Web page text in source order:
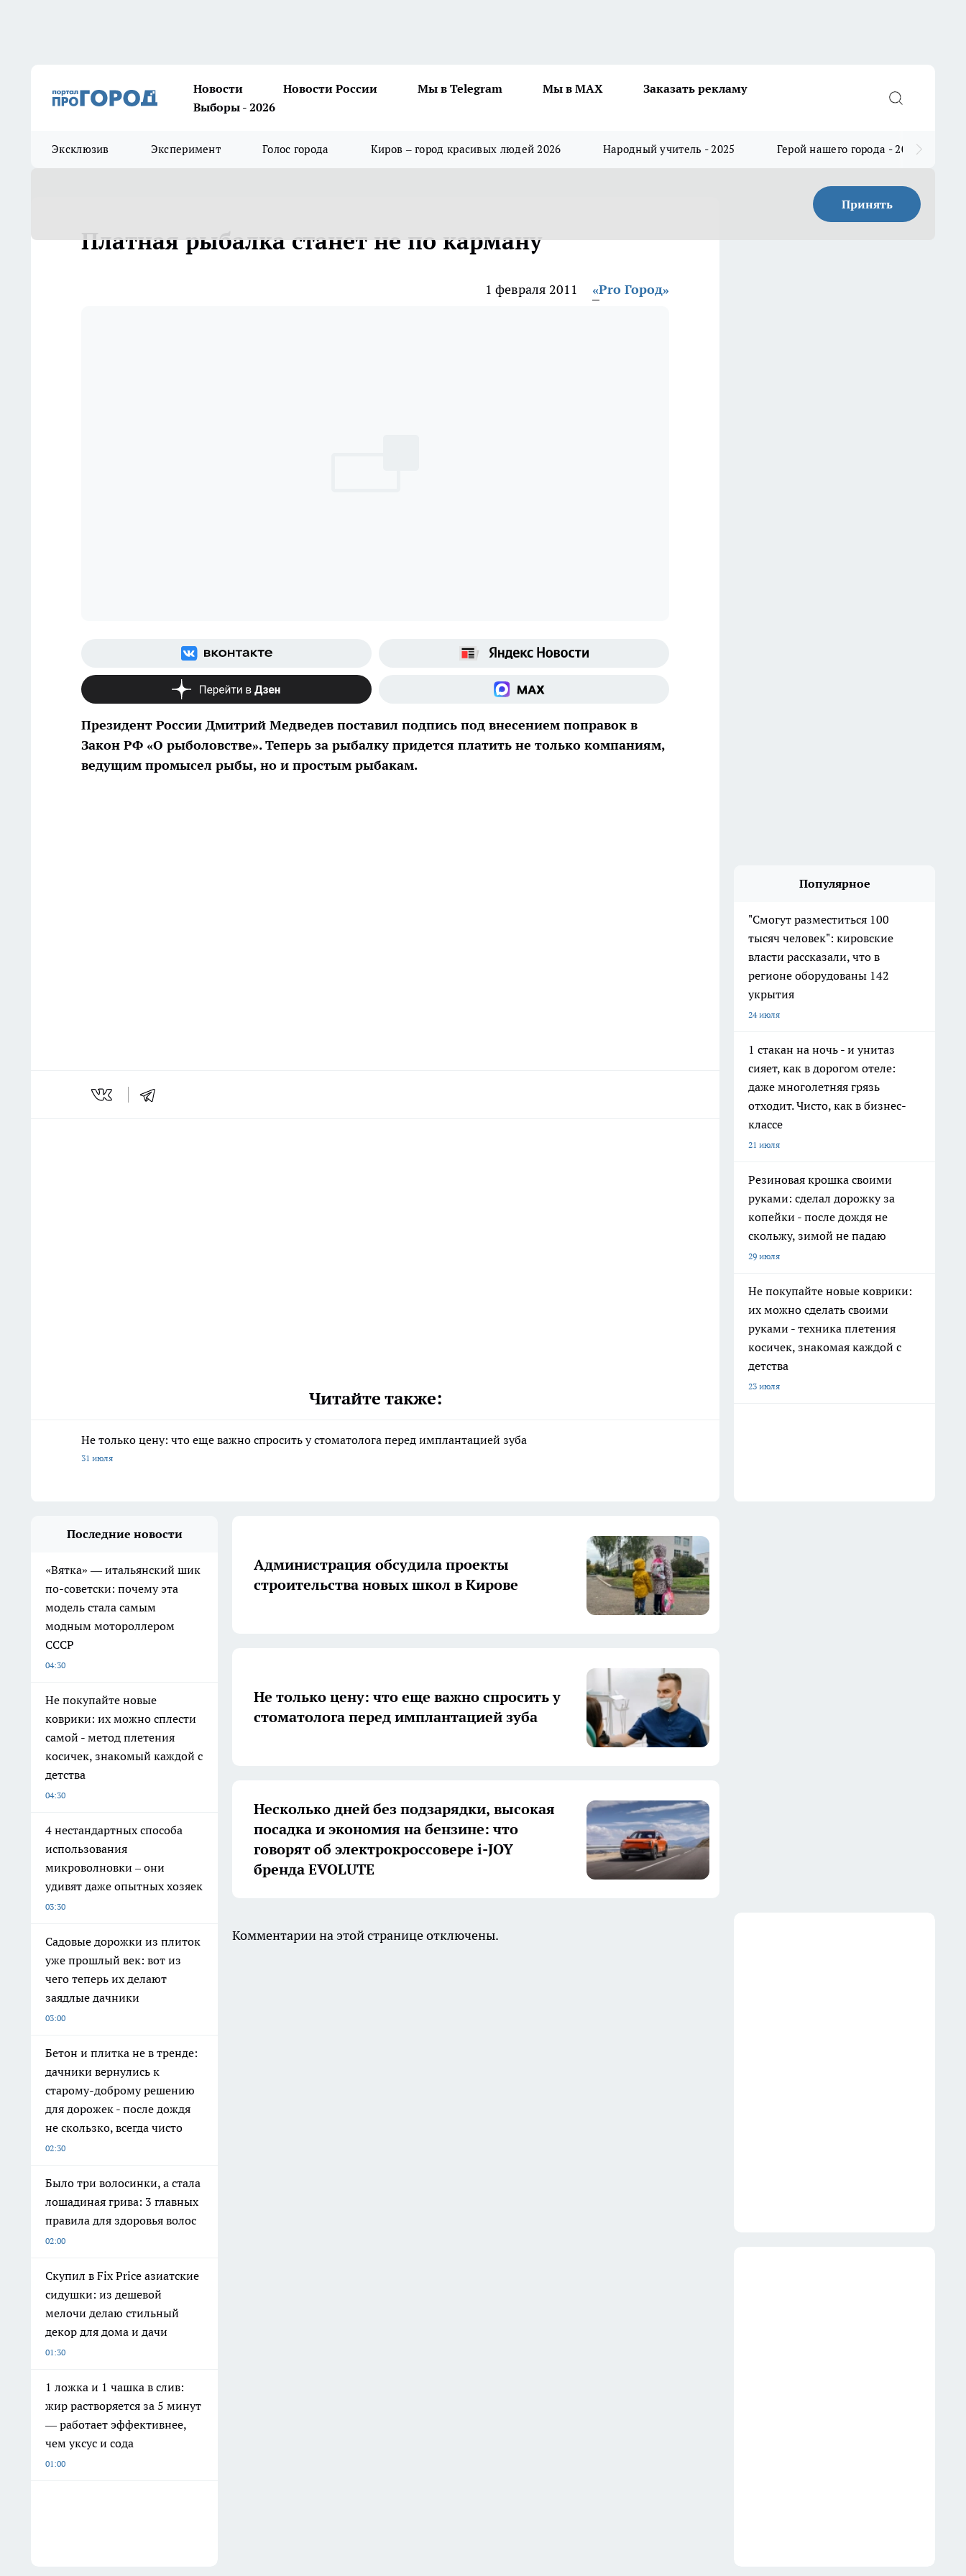
Новости Новости России Мы в Telegram Мы в MAX
Заказать рекламу
Выборы - 2026
Эксклюзив Эксперимент Голос города Киров – город красивых людей 2026 Народный учитель - 2025 Герой нашего города - 2025
Принять
Платная рыбалка станет не по карману
1 февраля 2011 «Pro Город»
Президент России Дмитрий Медведев поставил подпись под внесением поправок в
Закон РФ «О рыболовстве». Теперь за рыбалку придется платить не только компаниям,
ведущим промысел рыбы, но и простым рыбакам.
Читайте также:
Не только цену: что еще важно спросить у стоматолога перед имплантацией зуба
31 июля
Популярное
"Смогут разместиться 100
тысяч человек": кировские
власти рассказали, что в
регионе оборудованы 142
укрытия
24 июля
1 стакан на ночь - и унитаз
сияет, как в дорогом отеле:
даже многолетняя грязь
отходит. Чисто, как в бизнес-
классе
21 июля
Резиновая крошка своими
руками: сделал дорожку за
копейки - после дождя не
скольжу, зимой не падаю
29 июля
Не покупайте новые коврики:
их можно сделать своими
руками - техника плетения
косичек, знакомая каждой с
детства
23 июля
Последние новости
«Вятка» — итальянский шик
по-советски: почему эта
модель стала самым
модным мотороллером
СССР
04:30
Не покупайте новые
коврики: их можно сплести
самой - метод плетения
косичек, знакомый каждой с
детства
04:30
4 нестандартных способа
использования
микроволновки – они
удивят даже опытных хозяек
03:30
Садовые дорожки из плиток
уже прошлый век: вот из
чего теперь их делают
заядлые дачники
03:00
Бетон и плитка не в тренде:
дачники вернулись к
старому-доброму решению
для дорожек - после дождя
не скользко, всегда чисто
02:30
Было три волосинки, а стала
лошадиная грива: 3 главных
правила для здоровья волос
02:00
Скупил в Fix Price азиатские
сидушки: из дешевой
мелочи делаю стильный
декор для дома и дачи
01:30
1 ложка и 1 чашка в слив:
жир растворяется за 5 минут
— работает эффективнее,
чем уксус и сода
01:00
Администрация обсудила проекты
строительства новых школ в Кирове
Не только цену: что еще важно спросить у
стоматолога перед имплантацией зуба
Несколько дней без подзарядки, высокая
посадка и экономия на бензине: что
говорят об электрокроссовере i-JOY
бренда EVOLUTE
Комментарии на этой странице отключены.